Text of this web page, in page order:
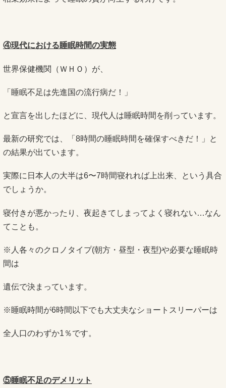
④現代における睡眠時間の実態
世界保健機関（ＷＨＯ）が、
「睡眠不足は先進国の流行病だ！」
と宣言を出したほどに、現代人は睡眠時間を削っています。
最新の研究では、「8時間の睡眠時間を確保すべきだ！」と
の結果が出ています。
実際に日本人の大半は6〜7時間寝れれば上出来、という具合
でしょうか。
寝付きが悪かったり、夜起きてしまってよく寝れない…なん
てことも。
※人各々のクロノタイプ(朝方・昼型・夜型)や必要な睡眠時
間は
遺伝で決まっています。
※睡眠時間が6時間以下でも大丈夫なショートスリーパーは
全人口のわずか1％です。
⑤睡眠不足のデメリット